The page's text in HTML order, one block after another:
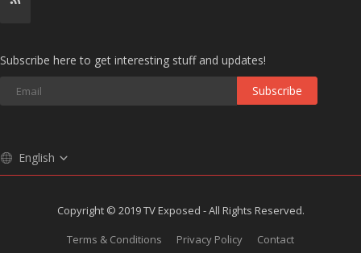
Subscribe here to get interesting stuff and updates!
Subscribe
English
Copyright © 2019 TV Exposed - All Rights Reserved.
Terms & Conditions
Privacy Policy Contact